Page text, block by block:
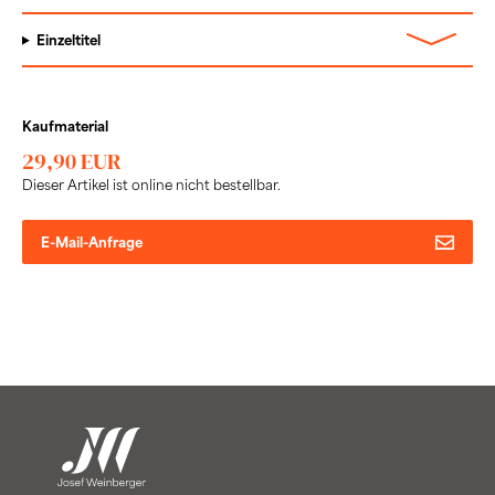
Einzeltitel
Kaufmaterial
29,90 EUR
Dieser Artikel ist online nicht bestellbar.
E-Mail-Anfrage